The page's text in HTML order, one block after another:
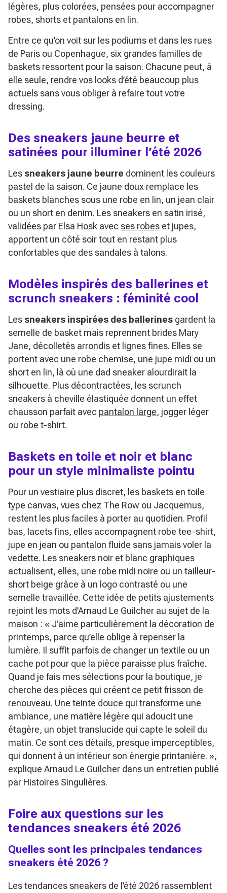
légères, plus colorées, pensées pour accompagner
robes, shorts et pantalons en lin.
Entre ce qu’on voit sur les podiums et dans les rues
de Paris ou Copenhague, six grandes familles de
baskets ressortent pour la saison. Chacune peut, à
elle seule, rendre vos looks d’été beaucoup plus
actuels sans vous obliger à refaire tout votre
dressing.
Des sneakers jaune beurre et
satinées pour illuminer l’été 2026
Les sneakers jaune beurre dominent les couleurs
pastel de la saison. Ce jaune doux remplace les
baskets blanches sous une robe en lin, un jean clair
ou un short en denim. Les sneakers en satin irisé,
validées par Elsa Hosk avec ses robes et jupes,
apportent un côté soir tout en restant plus
confortables que des sandales à talons.
Modèles inspirés des ballerines et
scrunch sneakers : féminité cool
Les sneakers inspirées des ballerines gardent la
semelle de basket mais reprennent brides Mary
Jane, décolletés arrondis et lignes fines. Elles se
portent avec une robe chemise, une jupe midi ou un
short en lin, là où une dad sneaker alourdirait la
silhouette. Plus décontractées, les scrunch
sneakers à cheville élastiquée donnent un effet
chausson parfait avec pantalon large, jogger léger
ou robe t-shirt.
Baskets en toile et noir et blanc
pour un style minimaliste pointu
Pour un vestiaire plus discret, les baskets en toile
type canvas, vues chez The Row ou Jacquemus,
restent les plus faciles à porter au quotidien. Profil
bas, lacets fins, elles accompagnent robe tee-shirt,
jupe en jean ou pantalon fluide sans jamais voler la
vedette. Les sneakers noir et blanc graphiques
actualisent, elles, une robe midi noire ou un tailleur-
short beige grâce à un logo contrasté ou une
semelle travaillée. Cette idée de petits ajustements
rejoint les mots d’Arnaud Le Guilcher au sujet de la
maison : « J’aime particulièrement la décoration de
printemps, parce qu’elle oblige à repenser la
lumière. Il suffit parfois de changer un textile ou un
cache pot pour que la pièce paraisse plus fraîche.
Quand je fais mes sélections pour la boutique, je
cherche des pièces qui créent ce petit frisson de
renouveau. Une teinte douce qui transforme une
ambiance, une matière légère qui adoucit une
étagère, un objet translucide qui capte le soleil du
matin. Ce sont ces détails, presque imperceptibles,
qui donnent à un intérieur son énergie printanière. »,
explique Arnaud Le Guilcher dans un entretien publié
par Histoires Singulières.
Foire aux questions sur les
tendances sneakers été 2026
Quelles sont les principales tendances
sneakers été 2026 ?
Les tendances sneakers de l’été 2026 rassemblent